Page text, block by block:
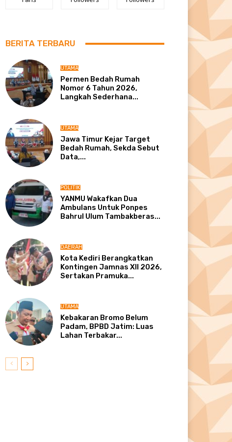
BERITA TERBARU
UTAMA
Permen Bedah Rumah
Nomor 6 Tahun 2026,
Langkah Sederhana...
UTAMA
Jawa Timur Kejar Target
Bedah Rumah, Sekda Sebut
Data,...
POLITIK
YANMU Wakafkan Dua
Ambulans Untuk Ponpes
Bahrul Ulum Tambakberas...
DAERAH
Kota Kediri Berangkatkan
Kontingen Jamnas XII 2026,
Sertakan Pramuka...
UTAMA
Kebakaran Bromo Belum
Padam, BPBD Jatim: Luas
Lahan Terbakar...